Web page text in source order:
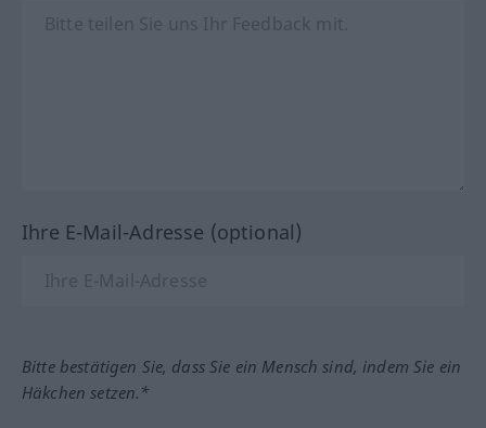
Ihre E-Mail-Adresse (optional)
Bitte bestätigen Sie, dass Sie ein Mensch sind, indem Sie ein
Häkchen setzen.*